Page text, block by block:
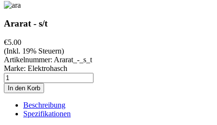
Ararat - s/t
€5.00
(Inkl. 19% Steuern)
Artikelnummer: Ararat_-_s_t
Marke: Elektrohasch
Beschreibung
Spezifikationen